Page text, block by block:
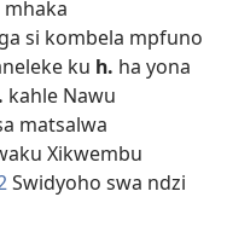
si kombela mpfuno
ku h. ha yona
kahle Nawu
matsalwa
Xikwembu
Swidyoho swa ndzi